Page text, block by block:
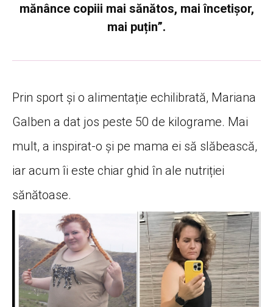
mănânce copiii mai sănătos, mai încetișor,
mai puțin”.
Prin sport și o alimentație echilibrată, Mariana
Galben a dat jos peste 50 de kilograme. Mai
mult, a inspirat-o și pe mama ei să slăbească,
iar acum îi este chiar ghid în ale nutriției
sănătoase.